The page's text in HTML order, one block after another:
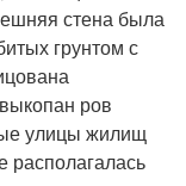
стена была
грунтом с
ров
улицы жилищ
располагалась